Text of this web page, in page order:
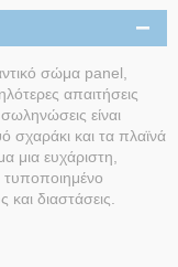
σώμα panel,
απαιτήσεις
είναι
σχαράκι και τα πλαϊνά
μια ευχάριστη,
τυποποιημένο
διαστάσεις.